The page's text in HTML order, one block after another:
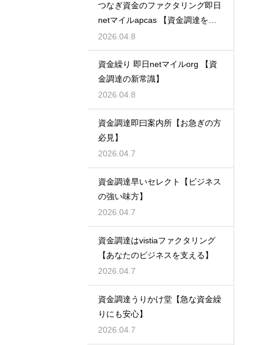
つなぎ資金のファクタリング即日
netマイルapcas 【資金調達を加
速させる】
2026.04.8
資金繰り 即日netマイルorg 【資
金調達の新常識】
2026.04.8
資金調達即曰案内所【お急ぎの方
必見】
2026.04.7
資金調達早いセレクト【ビジネス
の強い味方】
2026.04.7
資金調達はvistiaファクタリング
【あなたのビジネスを支える】
2026.04.7
資金調達うりかけ堂【急な資金繰
りにも安心】
2026.04.7